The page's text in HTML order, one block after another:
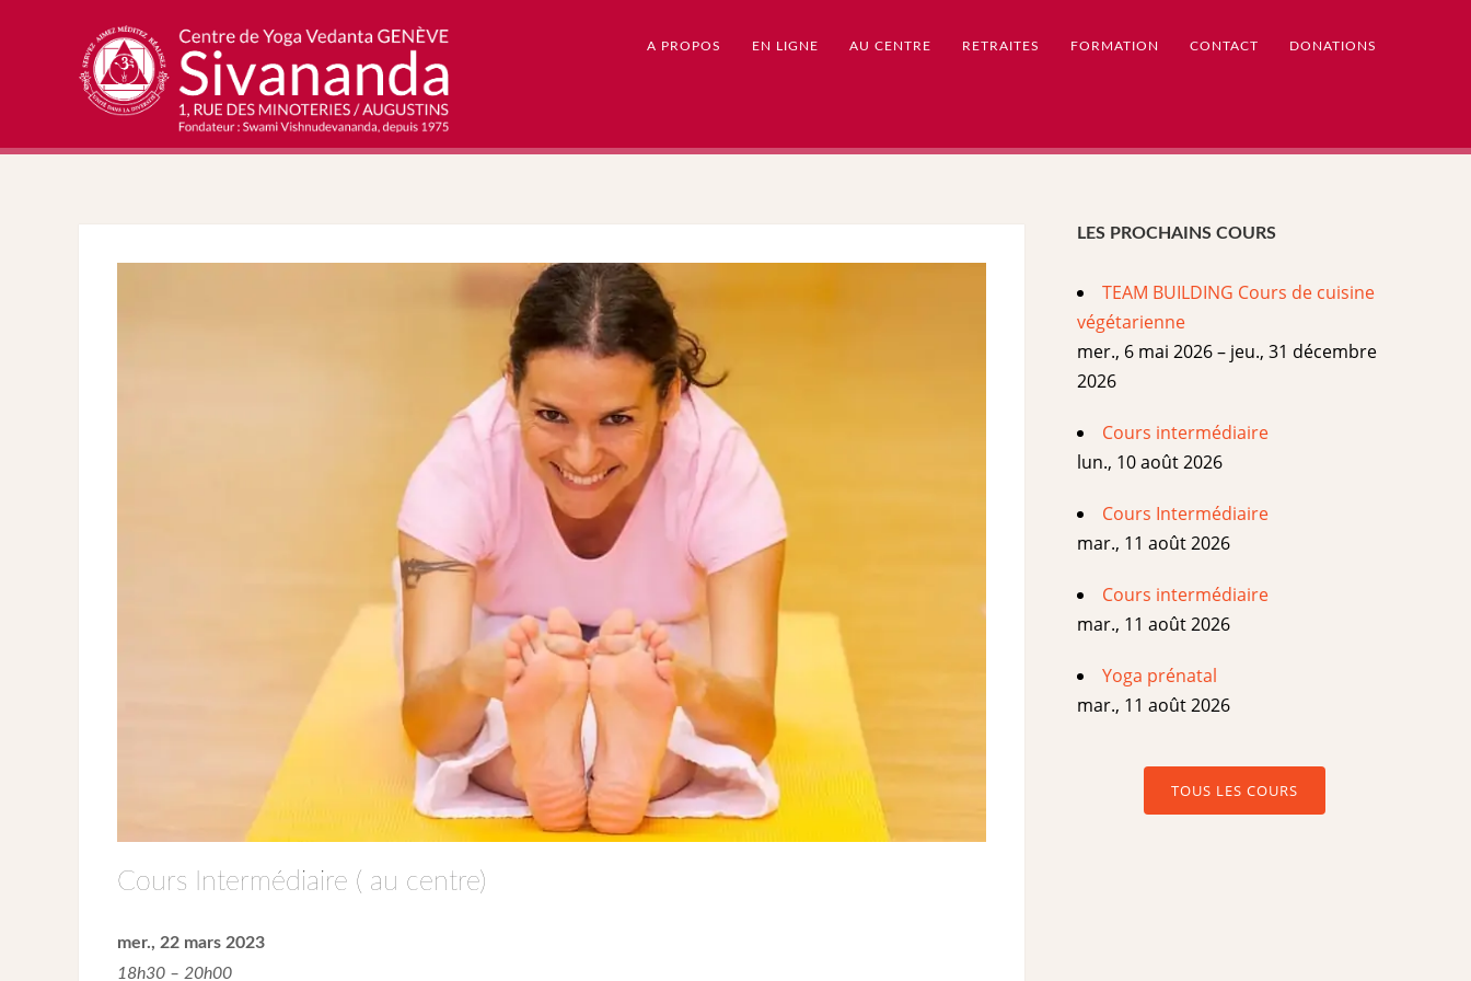
A PROPOS EN LIGNE AU CENTRE RETRAITES FORMATION CONTACT DONATIONS
Cours Intermédiaire ( au centre)
mer., 22 mars 2023
18h30 – 20h00
LES PROCHAINS COURS
TEAM BUILDING Cours de cuisine
végétarienne
mer., 6 mai 2026 – jeu., 31 décembre
2026
Cours intermédiaire
lun., 10 août 2026
Cours Intermédiaire
mar., 11 août 2026
Cours intermédiaire
mar., 11 août 2026
Yoga prénatal
mar., 11 août 2026
TOUS LES COURS